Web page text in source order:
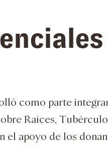
como parte
Raíces,
el apoyo de los